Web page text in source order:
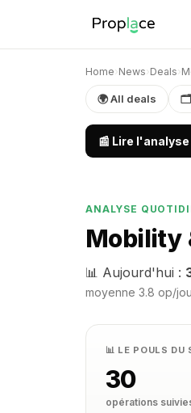
Home› News› Deals›
🌍 All deals 🗂
📰 Lire
ANALYSE
Mobility
📊 Aujourd'hui :
moyenne 3.8 op/
📊 LE POULS
30
opérations